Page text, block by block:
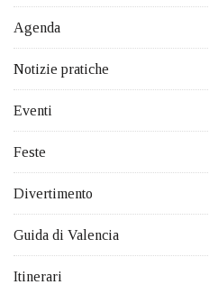
Agenda
Notizie pratiche
Eventi
Feste
Divertimento
Guida di Valencia
Itinerari